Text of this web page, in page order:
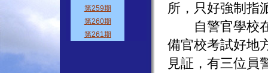
所，只好強制指
自警官學校在
備官校考試好地
見証，有三位員